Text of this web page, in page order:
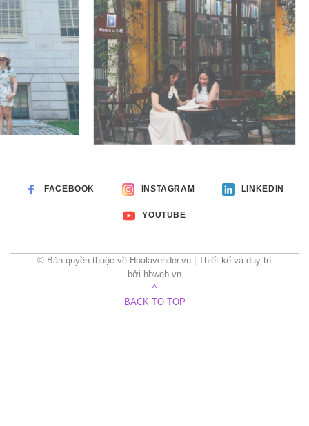
FACEBOOK INSTAGRAM LINKEDIN
YOUTUBE
© Bản quyền thuộc về Hoalavender.vn | Thiết kế và duy trì
bởi hbweb.vn
^
BACK TO TOP